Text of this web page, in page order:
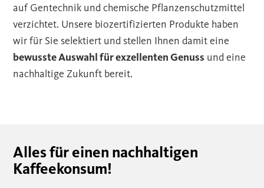
auf Gentechnik und chemische Pflanzenschutzmittel
verzichtet. Unsere biozertifizierten Produkte haben
wir für Sie selektiert und stellen Ihnen damit eine
bewusste Auswahl für exzellenten Genuss und eine
nachhaltige Zukunft bereit.
Alles für einen nachhaltigen
Kaffeekonsum!